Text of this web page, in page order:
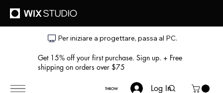
Per iniziare a progettare, passa al PC.